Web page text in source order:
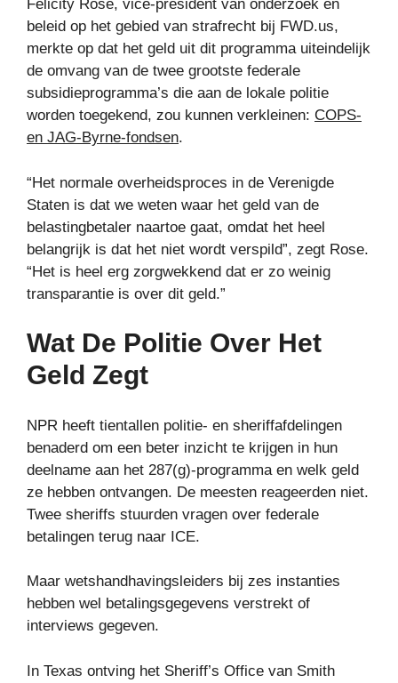
Felicity Rose, vice-president van onderzoek en
beleid op het gebied van strafrecht bij FWD.us,
merkte op dat het geld uit dit programma uiteindelijk
de omvang van de twee grootste federale
subsidieprogramma’s die aan de lokale politie
worden toegekend, zou kunnen verkleinen: COPS-
en JAG-Byrne-fondsen.
“Het normale overheidsproces in de Verenigde
Staten is dat we weten waar het geld van de
belastingbetaler naartoe gaat, omdat het heel
belangrijk is dat het niet wordt verspild”, zegt Rose.
“Het is heel erg zorgwekkend dat er zo weinig
transparantie is over dit geld.”
Wat De Politie Over Het
Geld Zegt
NPR heeft tientallen politie- en sheriffafdelingen
benaderd om een ​​beter inzicht te krijgen in hun
deelname aan het 287(g)-programma en welk geld
ze hebben ontvangen. De meesten reageerden niet.
Twee sheriffs stuurden vragen over federale
betalingen terug naar ICE.
Maar wetshandhavingsleiders bij zes instanties
hebben wel betalingsgegevens verstrekt of
interviews gegeven.
In Texas ontving het Sheriff’s Office van Smith